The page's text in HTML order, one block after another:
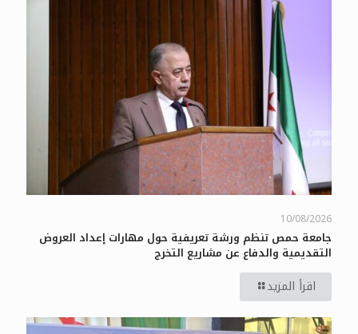
10/08/2026
جامعة حمص تنظم ورشة تعريفية حول مهارات إعداد العروض
التقديمية والدفاع عن مشاريع التخرج
اقرأ المزيد